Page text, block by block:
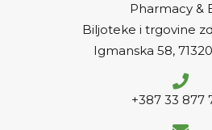
Pharmacy &
Biljoteke i trgovine
Igmanska 58,
+387 33 877